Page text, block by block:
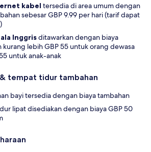
kabel tersedia di area umum dengan
sebesar GBP 9.99 per hari (tarif dapat
Inggrisditawarkan dengan biaya
kurang lebih GBP 55 untuk orang dewasa
untuk anak-anak
tempat tidur tambahan
bayi tersedia dengan biaya tambahan
lipat disediakan dengan biaya GBP 50